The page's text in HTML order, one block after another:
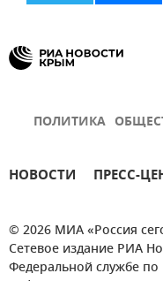
ПОЛИТИКА
НОВОСТИ ПРЕСС-
© 2026 МИА «Россия
Сетевое издание РИА
Федеральной службе по